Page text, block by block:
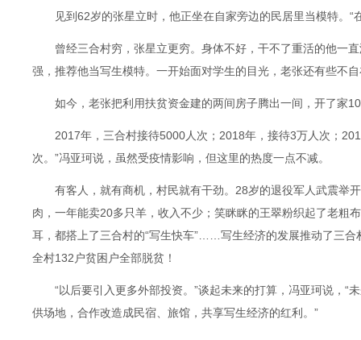
见到62岁的张星立时，他正坐在自家旁边的民居里当模特。“
曾经三合村穷，张星立更穷。身体不好，干不了重活的他一直
强，推荐他当写生模特。一开始面对学生的目光，老张还有些不
如今，老张把利用扶贫资金建的两间房子腾出一间，开了家10
2017年，三合村接待5000人次；2018年，接待3万人次；
次。”冯亚珂说，虽然受疫情影响，但这里的热度一点不减。
有客人，就有商机，村民就有干劲。28岁的退役军人武震举开
肉，一年能卖20多只羊，收入不少；笑眯眯的王翠粉织起了老粗
耳，都搭上了三合村的“写生快车”……写生经济的发展推动了三
全村132户贫困户全部脱贫！
“以后要引入更多外部投资。”谈起未来的打算，冯亚珂说，“
供场地，合作改造成民宿、旅馆，共享写生经济的红利。”